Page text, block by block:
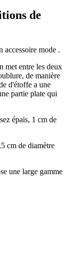
de
accessoire mode .
met entre les deux
de manière
d'étoffe a une
partie plate qui
épais, 1 cm de
cm de diamètre
une large gamme